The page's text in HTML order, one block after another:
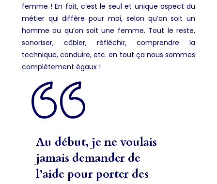
femme ! En fait, c’est le seul et unique aspect du
métier qui diffère pour moi, selon qu’on soit un
homme ou qu’on soit une femme. Tout le reste,
sonoriser, câbler, réfléchir, comprendre la
technique, conduire, etc. en tout ça nous sommes
complètement égaux !
Au début, je ne voulais
jamais demander de
l’aide pour porter des